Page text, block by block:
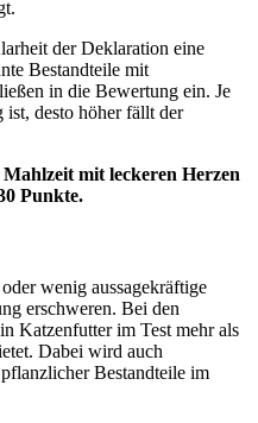
der Deklaration eine
Bestandteile mit
in die Bewertung ein. Je
ist, desto höher fällt der
Mahlzeit mit leckeren Herzen
Punkte.
wenig aussagekräftige
erschweren. Bei den
Katzenfutter im Test mehr als
Dabei wird auch
Bestandteile im